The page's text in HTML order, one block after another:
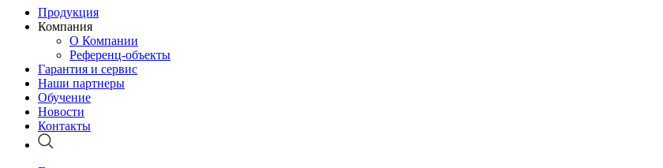
Продукция
Компания
О Компании
Референц-объекты
Гарантия и сервис
Наши партнеры
Обучение
Новости
Контакты